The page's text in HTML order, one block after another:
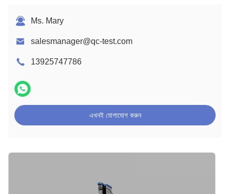
Ms. Mary
salesmanager@qc-test.com
13925747786
এখনই যোগাযোগ করুন